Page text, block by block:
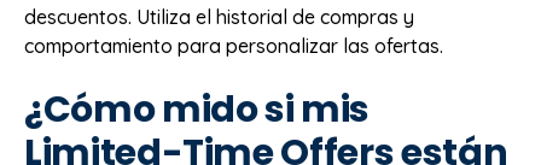
descuentos. Utiliza el historial de compras y
comportamiento para personalizar las ofertas.
¿Cómo mido si mis
Limited-Time Offers están